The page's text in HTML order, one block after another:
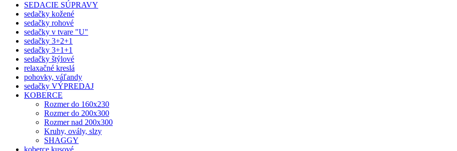
SEDACIE SÚPRAVY
sedačky kožené
sedačky rohové
sedačky v tvare "U"
sedačky 3+2+1
sedačky 3+1+1
sedačky štýlové
relaxačné kreslá
pohovky, váľandy
sedačky VÝPREDAJ
KOBERCE
Rozmer do 160x230
Rozmer do 200x300
Rozmer nad 200x300
Kruhy, ovály, slzy
SHAGGY